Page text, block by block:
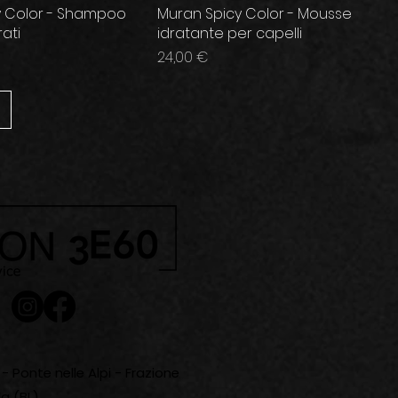
Color - Shampoo
Muran Spicy Color - Mousse
idratante per capelli
Prezzo
24,00 €